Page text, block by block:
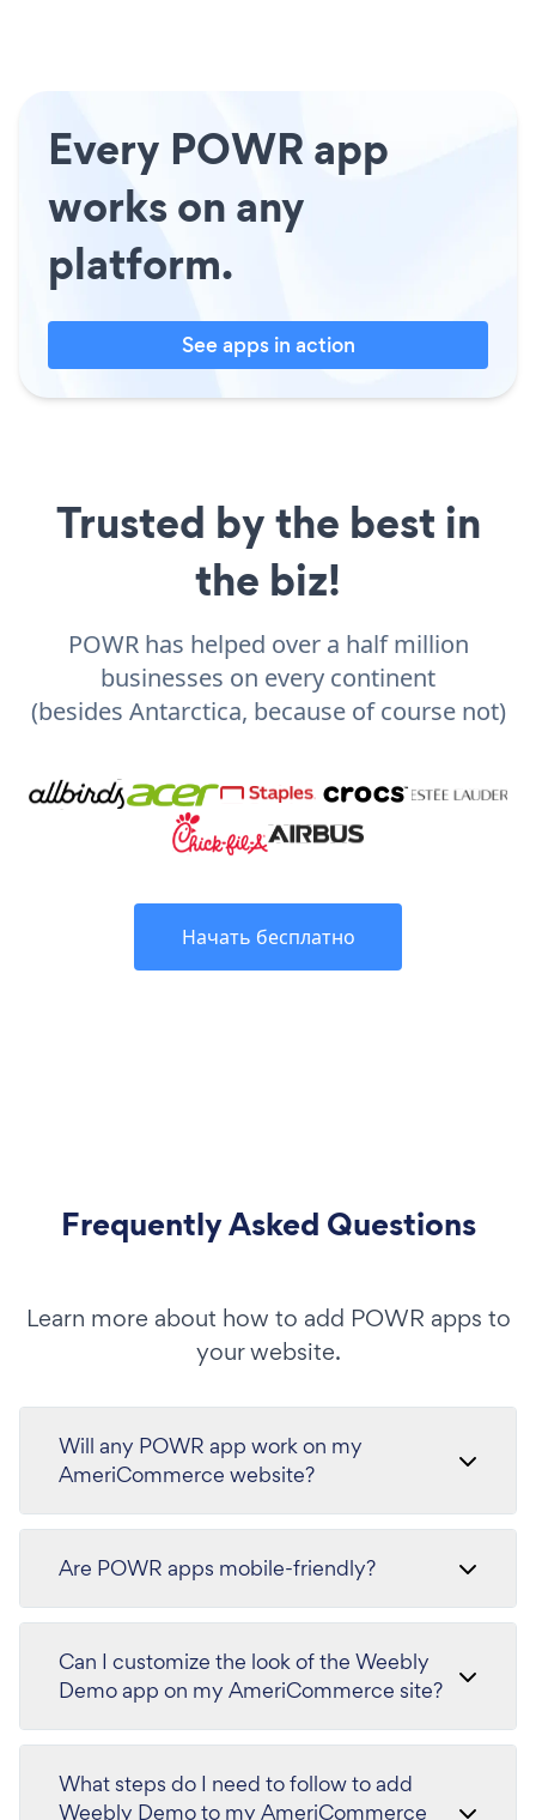
Every POWR app
works on any
platform.
See apps in action
Trusted by the best in
the biz!
POWR has helped over a half million
businesses on every continent
(besides Antarctica, because of course not)
Начать бесплатно
Frequently Asked Questions
Learn more about how to add POWR apps to
your website.
Will any POWR app work on my
AmeriCommerce website?
Are POWR apps mobile-friendly?
Can I customize the look of the Weebly
Demo app on my AmeriCommerce site?
What steps do I need to follow to add
Weebly Demo to my AmeriCommerce